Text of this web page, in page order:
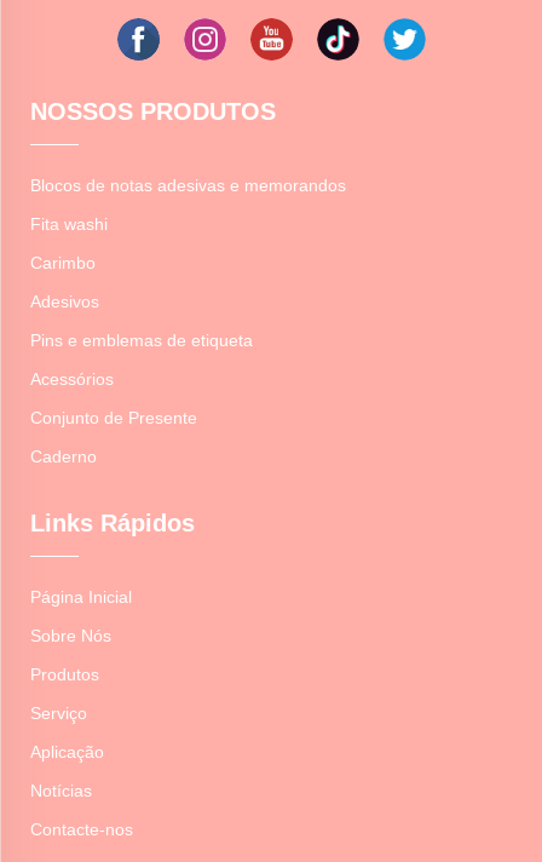
NOSSOS PRODUTOS
Blocos de notas adesivas e memorandos
Fita washi
Carimbo
Adesivos
Pins e emblemas de etiqueta
Acessórios
Conjunto de Presente
Caderno
Links Rápidos
Página Inicial
Sobre Nós
Produtos
Serviço
Aplicação
Notícias
Contacte-nos